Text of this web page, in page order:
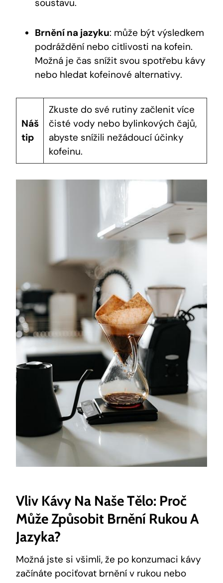
soustavu.
Brnění na jazyku: může být výsledkem
podráždění nebo citlivosti na kofein.
Možná je čas snížit svou spotřebu kávy
nebo hledat kofeinové alternativy.
Náš
tip
Zkuste do své rutiny začlenit více
čisté vody nebo bylinkových čajů,
abyste snížili nežádoucí účinky
kofeinu.
Vliv Kávy Na Naše Tělo: Proč
Může Způsobit Brnění Rukou A
Jazyka?
Možná jste si všimli, že po konzumaci kávy
začínáte pociťovat brnění v rukou nebo